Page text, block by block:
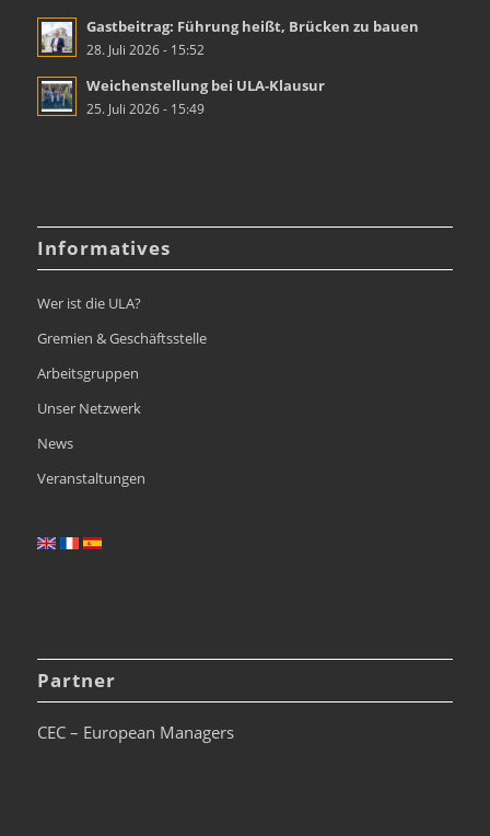
Gastbeitrag: Führung heißt, Brücken zu bauen
28. Juli 2026 - 15:52
Weichenstellung bei ULA-Klausur
25. Juli 2026 - 15:49
Informatives
Wer ist die ULA?
Gremien & Geschäftsstelle
Arbeitsgruppen
Unser Netzwerk
News
Veranstaltungen
Partner
CEC – European Managers